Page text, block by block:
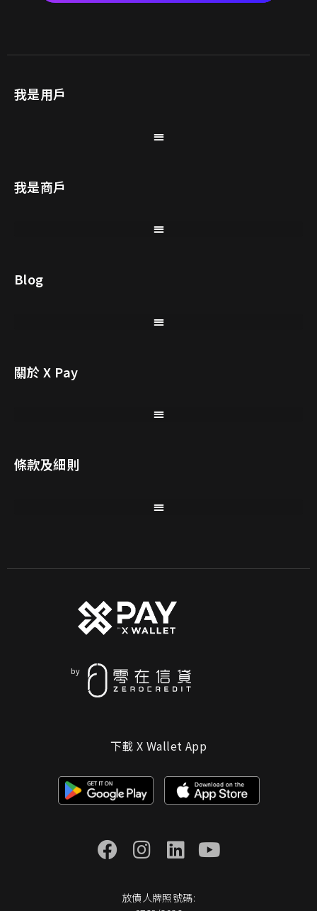
我是用戶
我是商戶
Blog
關於 X Pay
條款及細則
下載 X Wallet App
放債人牌照號碼: